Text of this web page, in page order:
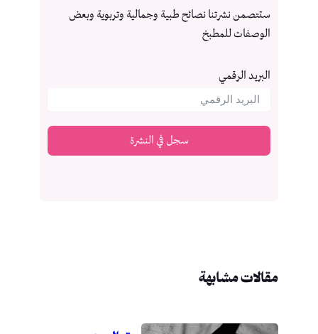
ستتصمن نشرتنا نصائح طبية وجمالية وتربوية وبعض
الوصفات للمطبخ
البريد الرقمي
سجل في النشرة
مقالات مشابهة